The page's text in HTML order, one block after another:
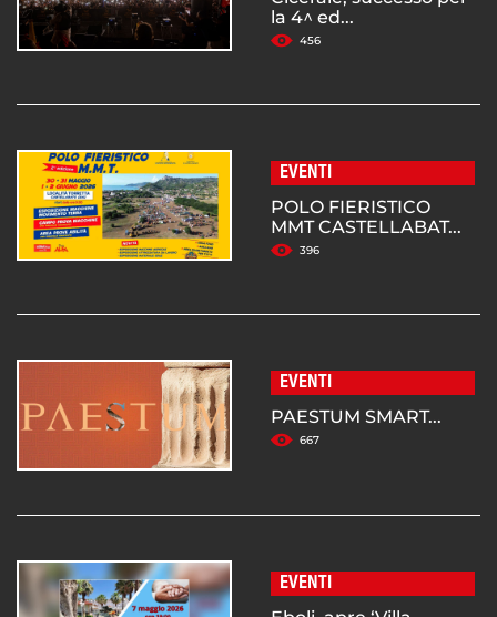
la 4^ ed...
456
EVENTI
POLO FIERISTICO
MMT CASTELLABAT...
396
EVENTI
PAESTUM SMART...
667
EVENTI